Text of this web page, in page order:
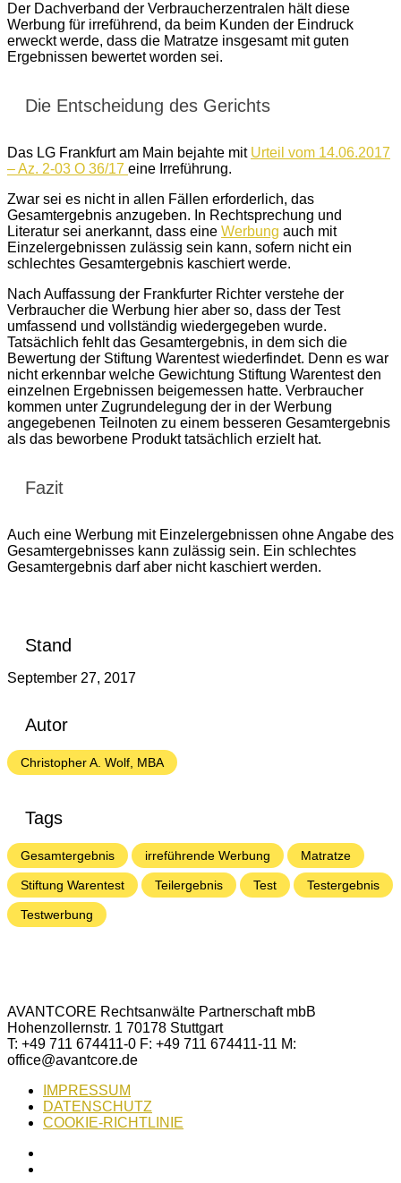
Der Dachverband der Verbraucherzentralen hält diese
Werbung für irreführend, da beim Kunden der Eindruck
erweckt werde, dass die Matratze insgesamt mit guten
Ergebnissen bewertet worden sei.
Die Entscheidung des Gerichts
Das LG Frankfurt am Main bejahte mit Urteil vom 14.06.2017
– Az. 2-03 O 36/17 eine Irreführung.
Zwar sei es nicht in allen Fällen erforderlich, das
Gesamtergebnis anzugeben. In Rechtsprechung und
Literatur sei anerkannt, dass eine Werbung auch mit
Einzelergebnissen zulässig sein kann, sofern nicht ein
schlechtes Gesamtergebnis kaschiert werde.
Nach Auffassung der Frankfurter Richter verstehe der
Verbraucher die Werbung hier aber so, dass der Test
umfassend und vollständig wiedergegeben wurde.
Tatsächlich fehlt das Gesamtergebnis, in dem sich die
Bewertung der Stiftung Warentest wiederfindet. Denn es war
nicht erkennbar welche Gewichtung Stiftung Warentest den
einzelnen Ergebnissen beigemessen hatte. Verbraucher
kommen unter Zugrundelegung der in der Werbung
angegebenen Teilnoten zu einem besseren Gesamtergebnis
als das beworbene Produkt tatsächlich erzielt hat.
Fazit
Auch eine Werbung mit Einzelergebnissen ohne Angabe des
Gesamtergebnisses kann zulässig sein. Ein schlechtes
Gesamtergebnis darf aber nicht kaschiert werden.
Stand
September 27, 2017
Autor
Christopher A. Wolf, MBA
Tags
Gesamtergebnis irreführende Werbung Matratze
Stiftung Warentest Teilergebnis Test Testergebnis
Testwerbung
AVANTCORE Rechtsanwälte Partnerschaft mbB
Hohenzollernstr. 1 70178 Stuttgart
T: +49 711 674411-0 F: +49 711 674411-11 M:
office@avantcore.de
IMPRESSUM
DATENSCHUTZ
COOKIE-RICHTLINIE